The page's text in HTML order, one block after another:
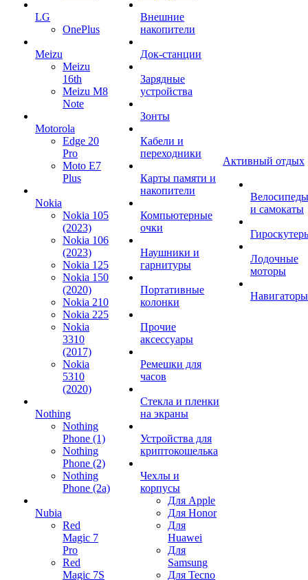
LG
OnePlus
Meizu
Meizu
16th
Meizu M8
Note
Motorola
Edge 20
Pro
Moto E7
Plus
Nokia
Nokia 105
(2023)
Nokia 106
(2023)
Nokia 125
Nokia 150
(2020)
Nokia 210
Nokia 225
Nokia
3310
(2017)
Nokia
5310
(2020)
Nothing
Nothing
Phone (1)
Nothing
Phone (2)
Nothing
Phone (2a)
Nubia
Red
Magic 7
Pro
Red
Magic 7S
Внешние
накопители
Док-станции
Зарядные
устройства
Зонты
Кабели и
переходники
Карты памяти и
накопители
Компьютерные
очки
Наушники и
гарнитуры
Портативные
колонки
Прочие
аксессуары
Ремешки для
часов
Стекла и пленки
на экраны
Устройства для
криптокошелька
Чехлы и
корпусы
Для Apple
Для Honor
Для
Huawei
Для
Samsung
Для Tecno
Активный отдых
Велосипеды
и самокаты
Лодочные
моторы
Навигаторы